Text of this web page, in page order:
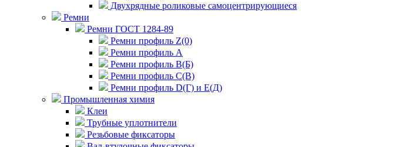
Двухрядные роликовые самоцентрирующиеся
Ремни
Ремни ГОСТ 1284-89
Ремни профиль Z(0)
Ремни профиль А
Ремни профиль В(Б)
Ремни профиль С(В)
Ремни профиль D(Г) и E(Д)
Промышленная химия
Клеи
Трубные уплотнители
Резьбовые фиксаторы